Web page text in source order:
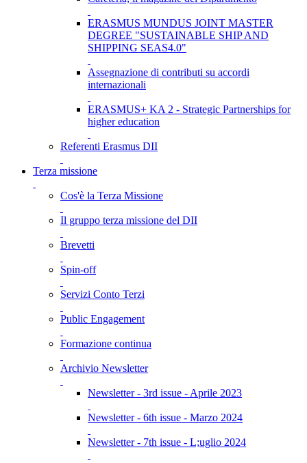
ERASMUS MUNDUS JOINT MASTER
DEGREE "SUSTAINABLE SHIP AND
SHIPPING SEAS4.0"
Assegnazione di contributi su accordi
internazionali
ERASMUS+ KA 2 - Strategic Partnerships for
higher education
Referenti Erasmus DII
Terza missione
Cos'è la Terza Missione
Il gruppo terza missione del DII
Brevetti
Spin-off
Servizi Conto Terzi
Public Engagement
Formazione continua
Archivio Newsletter
Newsletter - 3rd issue - Aprile 2023
Newsletter - 6th issue - Marzo 2024
Newsletter - 7th issue - L;uglio 2024